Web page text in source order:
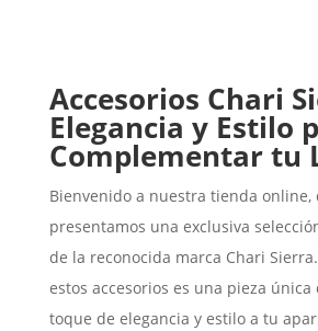
Accesorios Chari
Elegancia y Estilo
Complementar tu
Bienvenido a nuestra tienda online,
presentamos una exclusiva
de la reconocida marca Chari
estos accesorios es una pieza única
toque de elegancia y estilo a tu